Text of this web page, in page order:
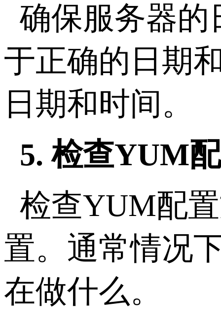
确保服务器
于正确的日期
日期和时间。
5. 检查YUM
检查YUM配
置。通常情况
在做什么。